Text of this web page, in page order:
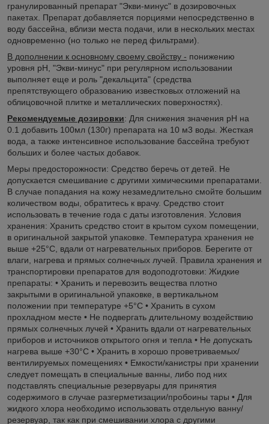
гранулированный препарат "Экви-минус" в дозировочных
пакетах. Препарат добавляется порциями непосредственно в
воду бассейна, вблизи места подачи, или в нескольких местах
одновременно (но только не перед фильтрами).
В дополнении к основному своему свойству - понижению
уровня рН, "Экви-минус" при регулярном использовании
выполняет еще и роль "декальцита" (средства
препятствующего образованию известковых отложений на
облицовочной плитке и металлических поверхностях).
Рекомендуемые дозировки: Для снижения значения рН на
0.1 добавить 100мл (130г) препарата на 10 м3 воды. Жесткая
вода, а также интенсивное использование бассейна требуют
больших и более частых добавок.
Меры предосторожности: Средство беречь от детей. Не
допускается смешивание с другими химическими препаратами.
В случае попадания на кожу незамедлительно смойте большим
количеством воды, обратитесь к врачу. Средство стоит
использовать в течение года с даты изготовления. Условия
хранения: Хранить средство стоит в крытом сухом помещении,
в оригинальной закрытой упаковке. Температура хранения не
выше +25°С, вдали от нагревательных приборов. Берегите от
влаги, нагрева и прямых солнечных лучей. Правила хранения и
транспортировки препаратов для водоподготовки: Жидкие
препараты: • Хранить и перевозить вещества плотно
закрытыми в оригинальной упаковке, в вертикальном
положении при температуре +5°C • Хранить в сухом
прохладном месте • Не подвергать длительному воздействию
прямых солнечных лучей • Хранить вдали от нагревательных
приборов и источников открытого огня и тепла • Не допускать
нагрева выше +30°C • Хранить в хорошо проветриваемых/
вентилируемых помещениях • Емкости/канистры при хранении
следует помещать в специальные ванны, либо под них
подставлять специальные резервуары для принятия
содержимого в случае разгерметизации/пробоины тары • Для
жидкого хлора необходимо использовать отдельную ванну/
резервуар, так как при смешивании хлора с другими